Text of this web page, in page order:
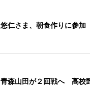
悠仁さま、朝食作りに参加
青森山田が２回戦へ 高校